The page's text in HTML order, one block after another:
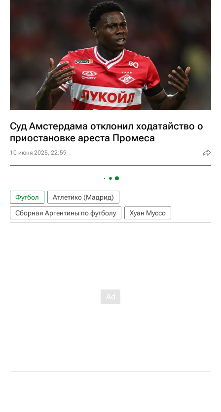
Суд Амстердама отклонил ходатайство о
приостановке ареста Промеса
10 июня 2025, 22:59
Футбол
Атлетико (Мадрид)
Сборная Аргентины по футболу
Хуан Муссо